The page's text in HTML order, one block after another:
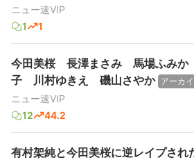
ニュー速VIP
1
1
今田美桜 長澤まさみ 馬場ふみ
子 川村ゆきえ 磯山さやか アーカ
ニュー速VIP
12
44.2
有村架純と今田美桜に逆レイプされ